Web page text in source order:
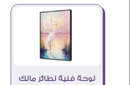
لوحة فنية لطائر مالك